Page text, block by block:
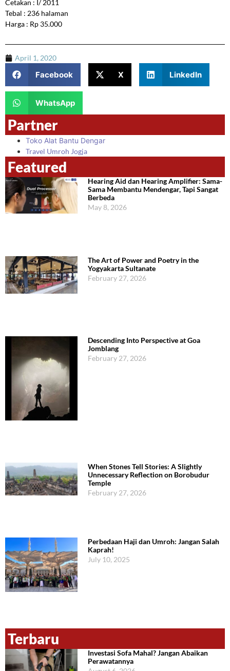
Cetakan : I/ 2011
Tebal : 236 halaman
Harga : Rp 35.000
April 1, 2020
Facebook X LinkedIn
WhatsApp
Partner
Toko Alat Bantu Dengar
Travel Umroh Jogja
Featured
Hearing Aid dan Hearing Amplifier: Sama-
Sama Membantu Mendengar, Tapi Sangat
Berbeda
May 8, 2026
The Art of Power and Poetry in the
Yogyakarta Sultanate
February 27, 2026
Descending Into Perspective at Goa
Jomblang
February 27, 2026
When Stones Tell Stories: A Slightly
Unnecessary Reflection on Borobudur
Temple
February 27, 2026
Perbedaan Haji dan Umroh: Jangan Salah
Kaprah!
July 10, 2025
Terbaru
Investasi Sofa Mahal? Jangan Abaikan
Perawatannya